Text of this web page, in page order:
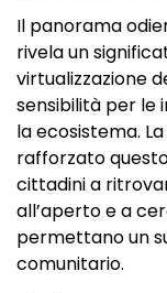
Il panorama
rivela un
virtualizzazione
sensibilità per le
la ecosistema.
rafforzato
cittadini a
all’aperto e a
permettano un
comunitario.